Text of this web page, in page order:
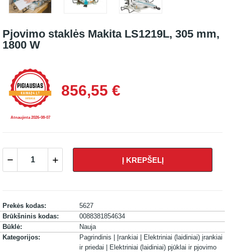
Pjovimo staklės Makita LS1219L, 305 mm,
1800 W
856,55 €
Atnaujinta 2026-08-07
Į KREPŠELĮ
Prekės kodas:
5627
Brūkšninis kodas:
0088381854634
Būklė:
Nauja
Kategorijos:
Pagrindinis | Įrankiai |
Elektriniai (laidiniai) įrankiai
ir priedai |
Elektriniai (laidiniai) pjūklai ir pjovimo